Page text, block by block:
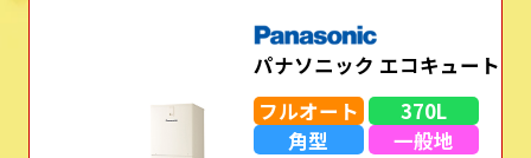
パナソニック エコキュート
フルオート
370L
角型
一般地